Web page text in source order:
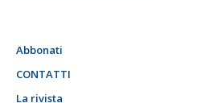
Abbonati
CONTATTI
La rivista